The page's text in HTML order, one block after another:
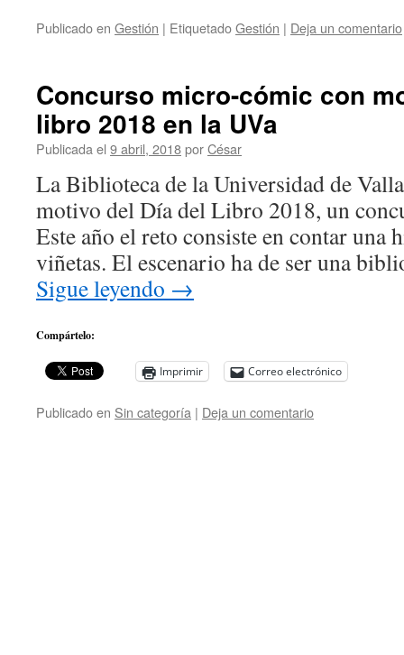
Publicado en Gestión | EtiquetadoGestión | Deja un comentario
Concurso micro-cómic con
libro 2018 en la UVa
Publicada el 9 abril, 2018porCésar
La Biblioteca de la Universidad de
motivo del Día del Libro 2018, un
Este año el reto consiste en contar una
viñetas. El escenario ha de ser una
Sigue leyendo →
Compártelo:
Imprimir Correo electrónico
Publicado en Sin categoría | Deja un comentario